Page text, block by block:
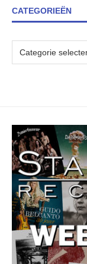
CATEGORIEËN